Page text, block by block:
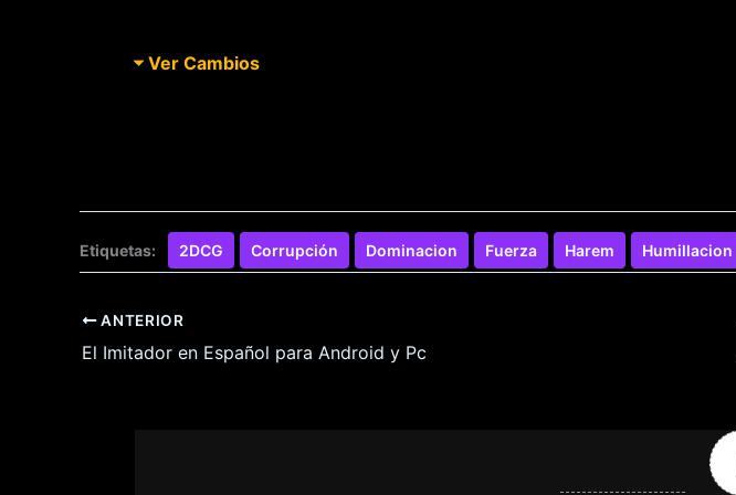
Ver Cambios
Etiquetas: 2DCG Corrupción Dominacion Fuerza Harem Humillacion
ANTERIOR
El Imitador en Español para Android y Pc